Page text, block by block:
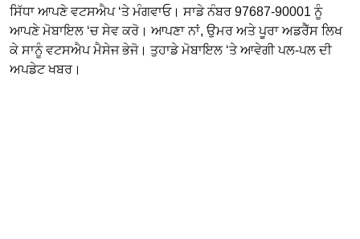
ਸਿੱਧਾ ਆਪਣੇ ਵਟਸਐਪ ‘ਤੇ ਮੰਗਵਾਓ। ਸਾਡੇ ਨੰਬਰ 97687-90001 ਨੂੰ
ਆਪਣੇ ਮੋਬਾਇਲ ‘ਚ ਸੇਵ ਕਰੋ। ਆਪਣਾ ਨਾਂ, ਉਮਰ ਅਤੇ ਪੂਰਾ ਅਡਰੈੱਸ ਲਿਖ
ਕੇ ਸਾਨੂੰ ਵਟਸਐਪ ਮੈਸੇਜ ਭੇਜੋ। ਤੁਹਾਡੇ ਮੋਬਾਇਲ ‘ਤੇ ਆਵੇਗੀ ਪਲ-ਪਲ ਦੀ
ਅਪਡੇਟ ਖਬਰ।